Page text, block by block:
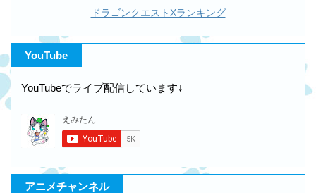
ドラゴンクエストXランキング
YouTube
YouTubeでライブ配信しています↓
アニメチャンネル